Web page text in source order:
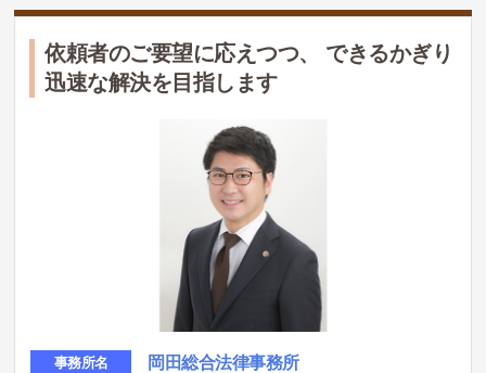
依頼者のご要望に応えつつ、 できるかぎり
迅速な解決を目指します
事務所名 岡田総合法律事務所